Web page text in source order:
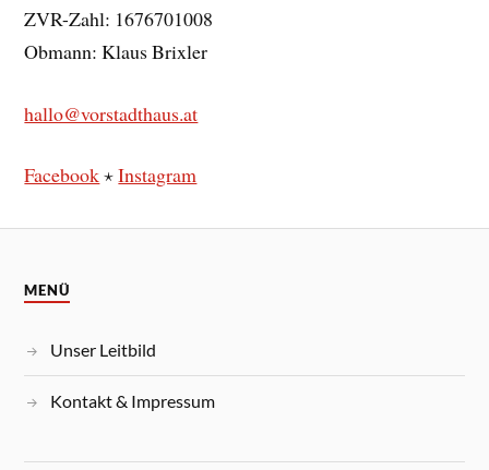
ZVR-Zahl: 1676701008
Obmann: Klaus Brixler
hallo@vorstadthaus.at
Facebook⋆Instagram
MENÜ
Unser Leitbild
Kontakt & Impressum